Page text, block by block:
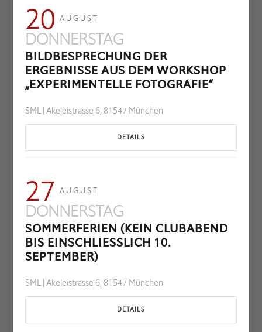
20 AUGUST
DONNERSTAG
BILDBESPRECHUNG DER
ERGEBNISSE AUS DEM WORKSHOP
„EXPERIMENTELLE FOTOGRAFIE“
SML | Akeleistrasse 6, 81547 München
DETAILS
27 AUGUST
DONNERSTAG
SOMMERFERIEN (KEIN CLUBABEND
BIS EINSCHLIESSLICH 10. S
EPTEMBER)
SML | Akeleistrasse 6, 81547 München
DETAILS